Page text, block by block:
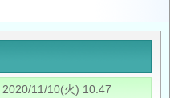
2020/11/10(火) 10:47